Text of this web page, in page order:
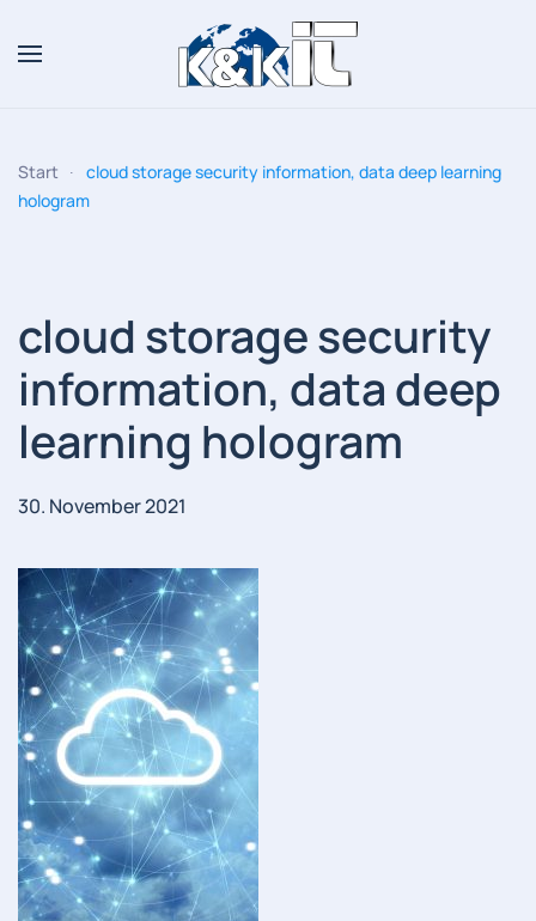
Zum Hauptinhalt springen
Start
cloud storage security information, data deep learning
hologram
cloud storage security
information, data deep
learning hologram
30. November 2021